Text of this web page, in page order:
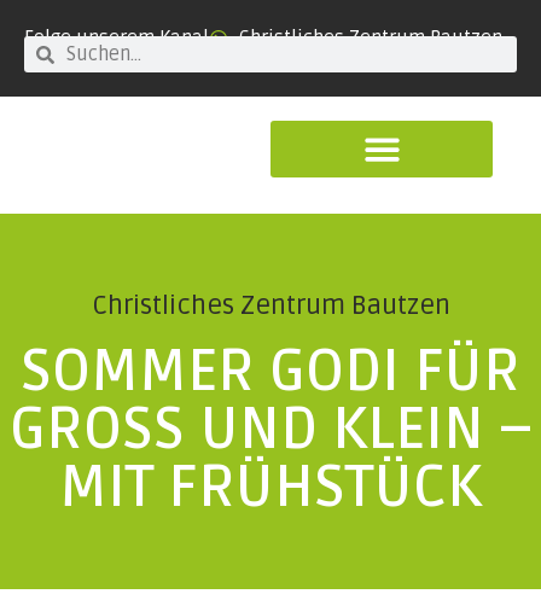
Folge unserem Kanal Christliches Zentrum Bautzen
Christliches Zentrum Bautzen
SOMMER GODI FÜR
GROSS UND KLEIN – M
IT FRÜHSTÜCK